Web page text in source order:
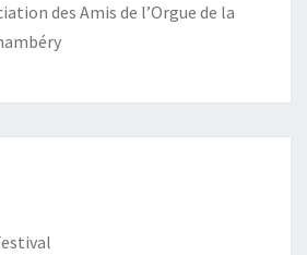
des Amis de l’Orgue de la